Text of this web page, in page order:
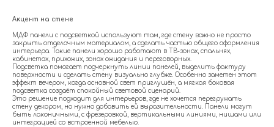
Акцент на стене
МДФ панели с подсветкой используют там, где стену важно не просто
закрыть отделочным материалом, а сделать частью общего оформления
интерьера. Такие панели хорошо работают в ТВ-зонах, спальнях,
кабинетах, прихожих, зонах ожидания и переговорных.
Подсветка помогает подчеркнуть линии панелей, выделить фактуру
поверхности и сделать стену визуально глубже. Особенно заметен этот
эффект вечером, когда основной свет приглушён, а мягкая боковая
подсветка создаёт спокойный световой сценарий.
Это решение подходит для интерьеров, где не хочется перегружать
стену декором, но нужно добавить ей выразительности. Панели могут
быть лаконичными, с фрезеровкой, вертикальными линиями, нишами или
интеграцией со встроенной мебелью.